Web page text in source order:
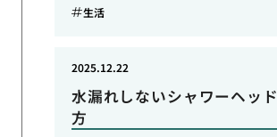
生活
水漏れしないシャワーヘッ
方
2025.12.22